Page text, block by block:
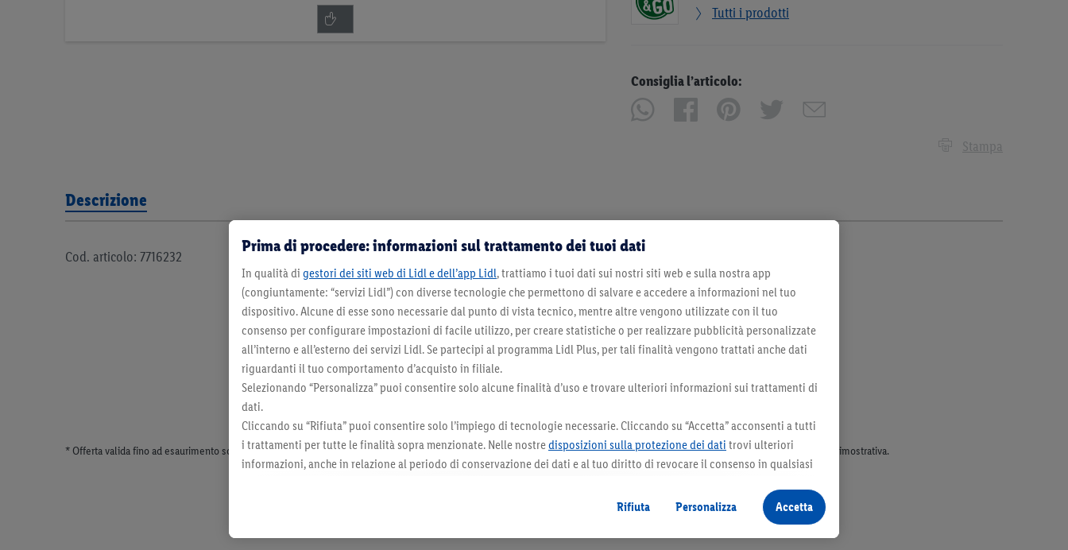
Tutti i prodotti
Consiglia l’articolo:
Stampa
Descrizione
Cod. articolo: 7716232
* Offerta valida fino ad esaurimento scorte. Tutti i prezzi senza decorazioni. I prodotti qui reclamizzati, soprattutto quelli non-food, non fanno sempre parte dell’assortimento. Ill. dimostrativa.
Prima di procedere: informazioni sul trattamento dei tuoi dati
In qualità di gestori dei siti web di Lidl e dell’app Lidl, trattiamo i tuoi dati sui nostri siti web e sulla nostra app
(congiuntamente: “servizi Lidl”) con diverse tecnologie che permettono di salvare e accedere a informazioni nel tuo
dispositivo. Alcune di esse sono necessarie dal punto di vista tecnico, mentre altre vengono utilizzate con il tuo
consenso per configurare impostazioni di facile utilizzo, per creare statistiche o per realizzare pubblicità personalizzate
all’interno e all’esterno dei servizi Lidl. Se partecipi al programma Lidl Plus, per tali finalità vengono trattati anche dati
riguardanti il tuo comportamento d’acquisto in filiale.
Selezionando “Personalizza” puoi consentire solo alcune finalità d’uso e trovare ulteriori informazioni sui trattamenti di
dati.
Cliccando su “Rifiuta” puoi consentire solo l’impiego di tecnologie necessarie. Cliccando su “Accetta” acconsenti a tutti
i trattamenti per tutte le finalità sopra menzionate. Nelle nostredisposizioni sulla protezione dei dati trovi ulteriori
informazioni, anche in relazione al periodo di conservazione dei dati e al tuo diritto di revocare il consenso in qualsiasi
Rifiuta
Personalizza Accetta